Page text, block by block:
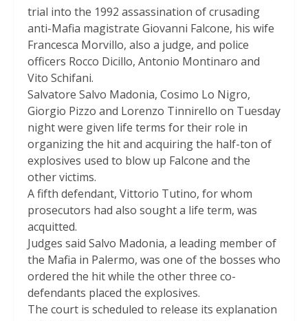
trial into the 1992 assassination of crusading
anti-Mafia magistrate Giovanni Falcone, his wife
Francesca Morvillo, also a judge, and police
officers Rocco Dicillo, Antonio Montinaro and
Vito Schifani.
Salvatore Salvo Madonia, Cosimo Lo Nigro,
Giorgio Pizzo and Lorenzo Tinnirello on Tuesday
night were given life terms for their role in
organizing the hit and acquiring the half-ton of
explosives used to blow up Falcone and the
other victims.
A fifth defendant, Vittorio Tutino, for whom
prosecutors had also sought a life term, was
acquitted.
Judges said Salvo Madonia, a leading member of
the Mafia in Palermo, was one of the bosses who
ordered the hit while the other three co-
defendants placed the explosives.
The court is scheduled to release its explanation